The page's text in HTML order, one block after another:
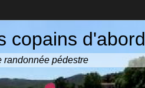
copains d'abord
randonnée pédestre